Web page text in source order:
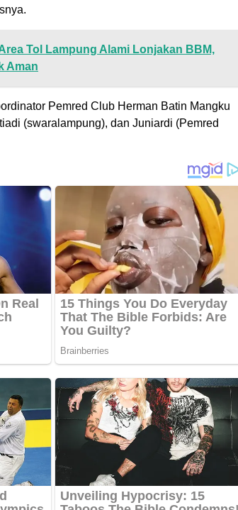
Tol Lampung Alami Lonjakan BBM,
Aman
Pemred Club Herman Batin Mangku
(swaralampung), dan Juniardi (Pemred